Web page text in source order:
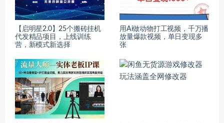
【启明星2.0】25个搬砖挂机
代发精品项目，上线训练
营，新模式新选择
用Ai做动物打工视频，千万播
放量爆款视频，单日变现多
张